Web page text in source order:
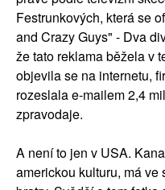
Festrunkových, která se
and Crazy Guys" - Dva
že tato reklama běžela v
objevila se na internetu,
rozeslala e-mailem 2,4
zpravodaje.
A není to jen v USA.
americkou kulturu, má ve